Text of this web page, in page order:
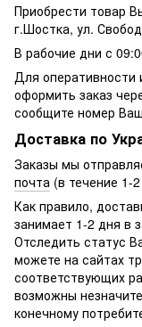
Приобрести товар
г.Шостка, ул.
В рабочие дни с
Для
оформить заказ
сообщите номер
Доставка по
Заказы мы
почта (в течение 1-
Как правило,
занимает 1-2 дня в
Отследить статус
можете на сайтах
соответствующих
возможны
конечному